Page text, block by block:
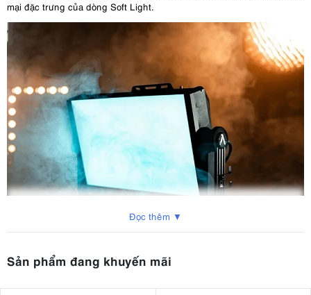
mại đặc trưng của dòng Soft Light.
Đọc thêm ▼
Sản phẩm đang khuyến mãi